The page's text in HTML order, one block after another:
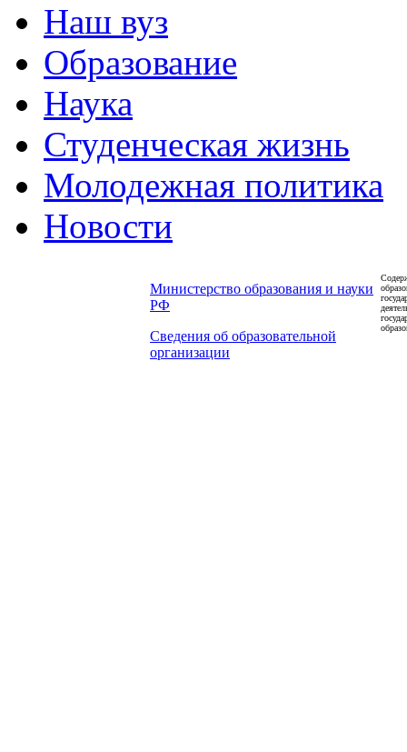
Наш вуз
Образование
Наука
Студенческая жизнь
Молодежная политика
Новости
Министерство образования и науки
РФ
Сведения об образовательной
организации